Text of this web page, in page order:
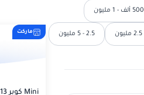
500 ألف - 1 مليون
2.5 - 5 مليون ماركت
Mini كوبر 2013